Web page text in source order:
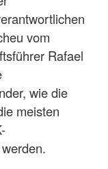
vom
Rafael
wie die
meisten